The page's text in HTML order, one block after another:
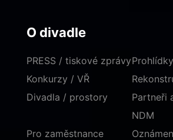
O divadle
PRESS / tiskové zprávy
Konkurzy / VŘ
Divadla / prostory
Partneři
NDM
Pro zaměstnance